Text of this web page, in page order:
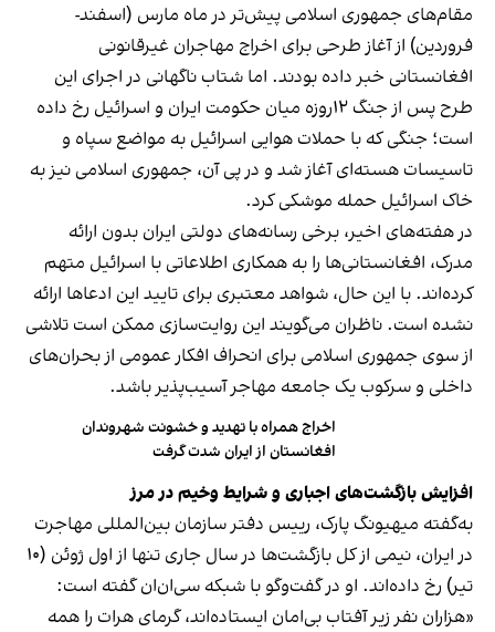
مقام‌های جمهوری اسلامی پیش‌تر در ماه مارس (اسفند-
فروردین) از آغاز طرحی برای اخراج مهاجران غیرقانونی
افغانستانی خبر داده بودند. اما شتاب ناگهانی در اجرای این
طرح پس از جنگ ۱۲روزه میان حکومت ایران و اسرائیل رخ داده
است؛ جنگی که با حملات هوایی اسرائیل به مواضع سپاه و
تاسیسات هسته‌ای آغاز شد و در پی آن، جمهوری اسلامی نیز به
خاک اسرائیل حمله موشکی کرد.
در هفته‌های اخیر، برخی رسانه‌های دولتی ایران بدون ارائه
مدرک، افغانستانی‌ها را به همکاری اطلاعاتی با اسرائیل متهم
کرده‌اند. با این حال، شواهد معتبری برای تایید این ادعاها ارائه
نشده است. ناظران می‌گویند این روایت‌سازی ممکن است تلاشی
از سوی جمهوری اسلامی برای انحراف افکار عمومی از بحران‌های
داخلی و سرکوب یک جامعه مهاجر آسیب‌پذیر باشد.
اخراج همراه با تهدید و خشونت شهروندان
افغانستان از ایران شدت گرفت
افزایش بازگشت‌های اجباری و شرایط وخیم در مرز
به‌گفته میهیونگ پارک، رییس دفتر سازمان بین‌المللی مهاجرت
در ایران، نیمی از کل بازگشت‌ها در سال جاری تنها از اول ژوئن (۱۰
تیر) رخ داده‌اند. او در گفت‌وگو با شبکه سی‌ان‌ان گفته است:
«هزاران نفر زیر آفتاب بی‌امان ایستاده‌اند، گرمای هرات را همه